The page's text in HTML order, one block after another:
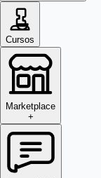
Cursos
Marketplace
+